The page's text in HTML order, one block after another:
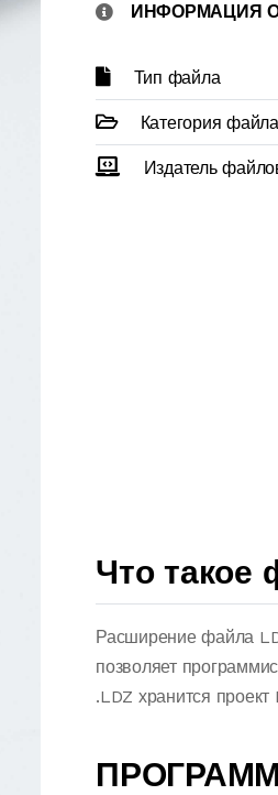
ИНФОРМАЦИЯ
Тип файла
Категория файла
Издатель
Что такое
Расширение файла
позволяет
.LDZ хранится проект